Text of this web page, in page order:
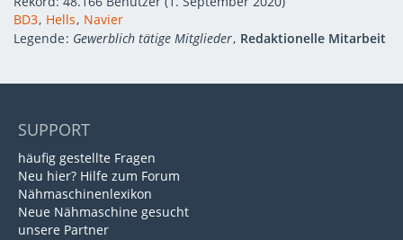
BD3 Hells Navier
Legende Gewerblich tätige Mitglieder Redaktionelle Mitarbeit
SUPPORT
häufig gestellte Fragen
Neu hier? Hilfe zum Forum
Nähmaschinenlexikon
Neue Nähmaschine gesucht
unsere Partner